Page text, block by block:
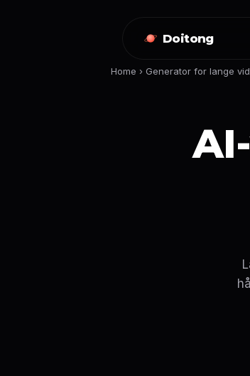
Doitong
Home › Generator for lange